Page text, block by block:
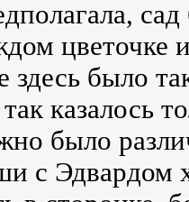
цветочке
здесь было
казалось
было
с Эдвардом